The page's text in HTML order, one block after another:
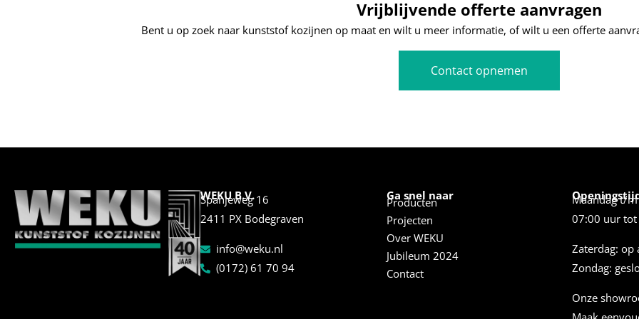
Vrijblijvende offerte aanvragen
Bent u op zoek naar kunststof kozijnen op maat en wilt u meer informatie, of wilt u een offerte
Contact opnemen
WEKU B.V.
Spanjeweg 16
2411 PX Bodegraven
info@weku.nl
(0172) 61 70 94
Ga snel naar
Producten
Projecten
Over WEKU
Jubileum 2024
Contact
Maandag t/
07:00 uur
Zaterdag: op
Zondag:
Onze